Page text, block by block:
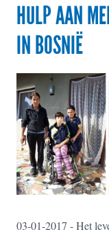
HULP AAN
IN BOSNIË
03-01-2017 - Het